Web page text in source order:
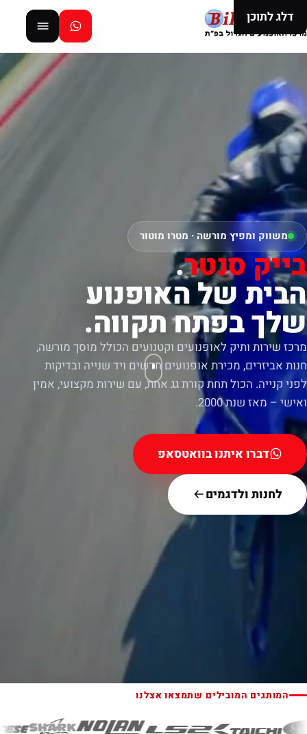
דלג לתוכן
משווק ומפיץ מורשה · מטרו מוטור
בייק סנטר.
הבית של האופנוע
שלך בפתח תקווה.
מרכז שירות ותיק לאופנועים וקטנועים הכולל מוסך מורשה,
חנות אביזרים, מכירת אופנועים חדשים ויד שנייה ובדיקות
לפני קנייה. הכול תחת קורת גג אחת, עם שירות מקצועי, אמין
ואישי – מאז שנת 2000.
דברו איתנו בוואטסאפ
לחנות ולדגמים
המותגים המובילים שתמצאו אצלנו